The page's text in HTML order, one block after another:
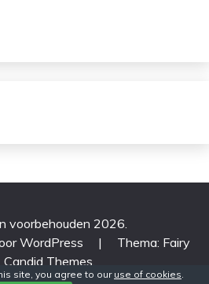
voorbehouden 2026.
WordPress
|
Thema: Fairy
Candid Themes
site, you agree to our use of cookies.